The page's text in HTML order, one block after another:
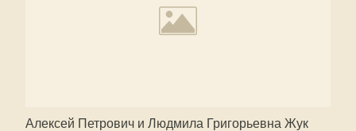
Алексей Петрович и Людмила Григорьевна Жук